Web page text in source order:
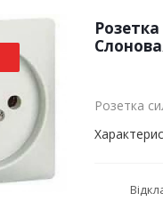
Розетка